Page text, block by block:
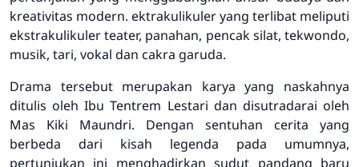
kreativitas modern. ektrakulikuler yang terlibat meliputi
ekstrakulikuler teater, panahan, pencak silat, tekwondo,
musik, tari, vokal dan cakra garuda.
Drama tersebut merupakan karya yang naskahnya
ditulis oleh Ibu Tentrem Lestari dan disutradarai oleh
Mas Kiki Maundri. Dengan sentuhan cerita yang
berbeda dari kisah legenda pada umumnya,
pertunjukan ini menghadirkan sudut pandang baru